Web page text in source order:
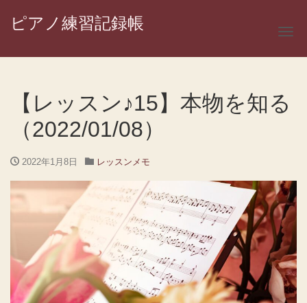
ピアノ練習記録帳
ナ
【レッスン♪15】本物を知る
（2022/01/08）
2022年1月8日 レッスンメモ